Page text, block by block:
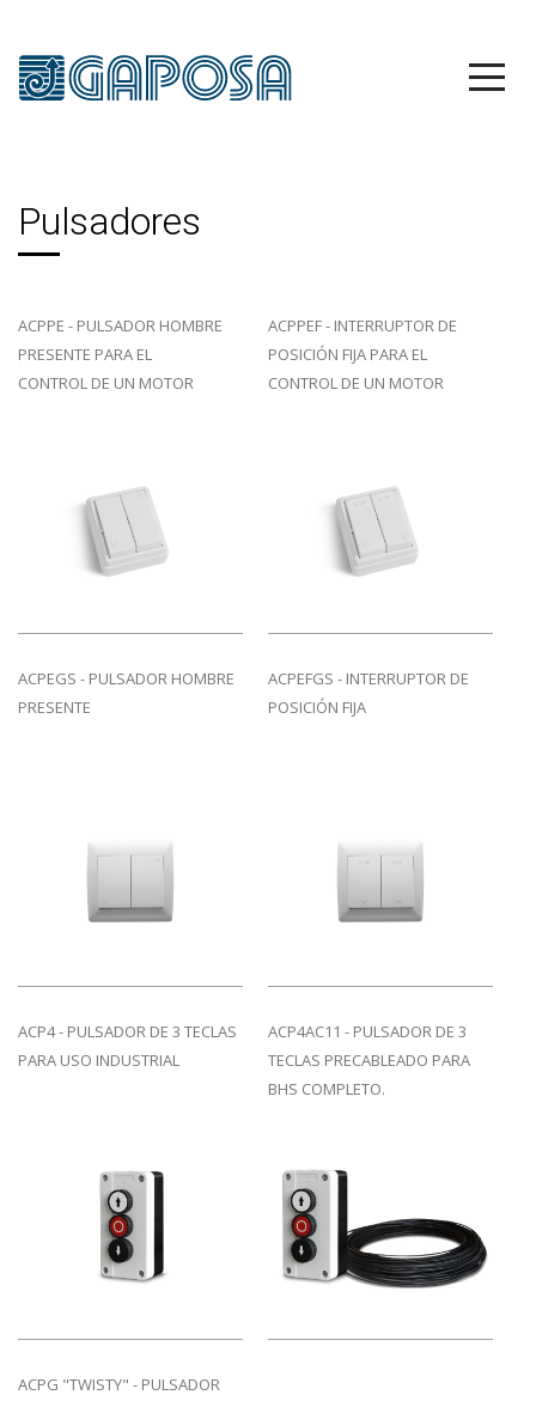
Pulsadores
ACPPE - PULSADOR HOMBRE
PRESENTE PARA EL
CONTROL DE UN MOTOR
ACPPEF - INTERRUPTOR DE
POSICIÓN FIJA PARA EL
CONTROL DE UN MOTOR
ACPEGS - PULSADOR HOMBRE
PRESENTE
ACPEFGS - INTERRUPTOR DE
POSICIÓN FIJA
ACP4 - PULSADOR DE 3 TECLAS
PARA USO INDUSTRIAL
ACP4AC11 - PULSADOR DE 3
TECLAS PRECABLEADO PARA
BHS COMPLETO.
ACPG "TWISTY" - PULSADOR